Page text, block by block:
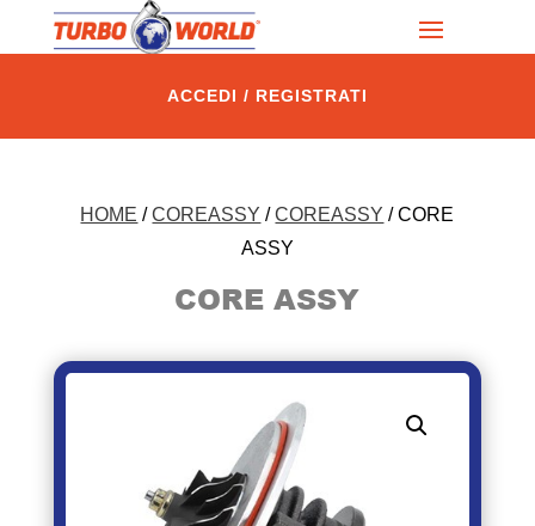
ACCEDI / REGISTRATI
HOME /COREASSY /COREASSY / CORE
ASSY
CORE ASSY